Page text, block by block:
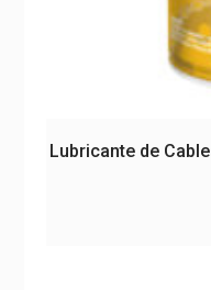
Lubricante de